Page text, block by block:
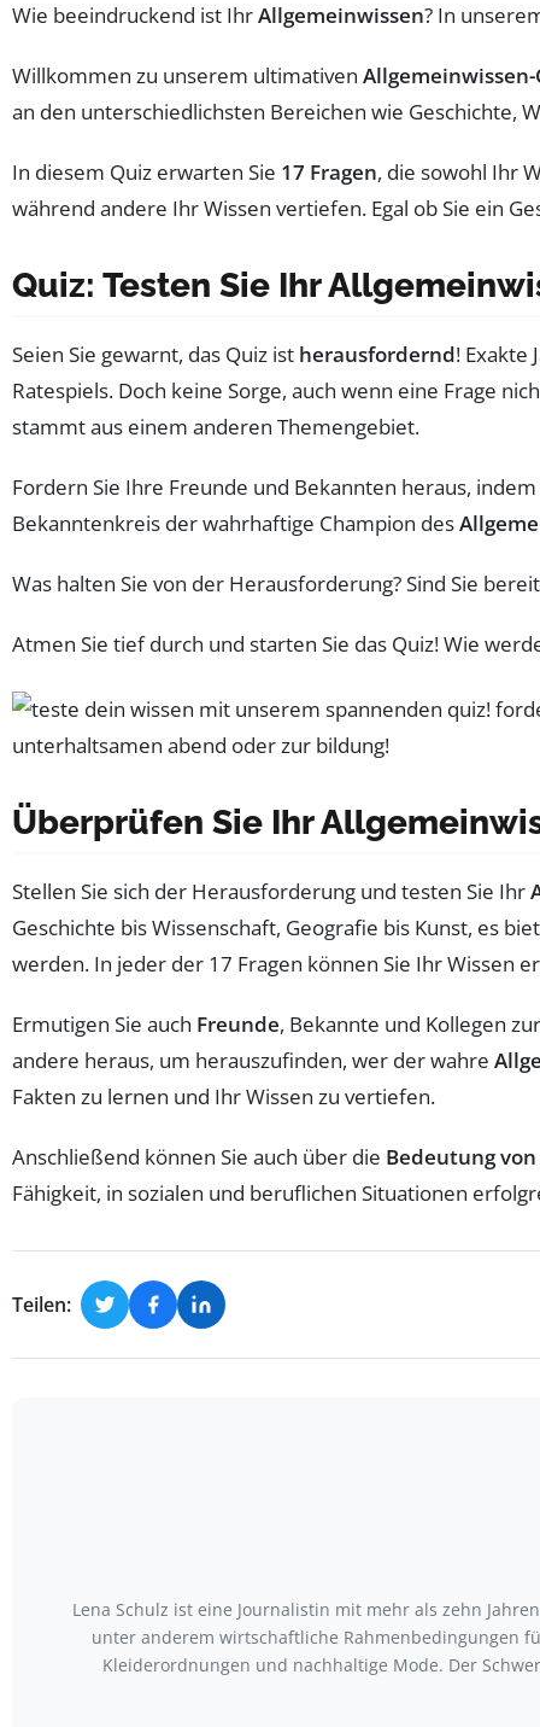
Wie beeindruckend ist IhrAllgemeinwissen? In
Willkommen zu unserem ultimativen Allgemeinwissen-
an den unterschiedlichsten Bereichen wie Geschichte,
In diesem Quiz erwarten Sie 17 Fragen, die sowohl Ihr
während andere Ihr Wissen vertiefen. Egal ob Sie ein
Quiz: Testen Sie Ihr
Seien Sie gewarnt, das Quiz ist herausfordernd! Exakte
Ratespiels. Doch keine Sorge, auch wenn eine Frage
stammt aus einem anderen Themengebiet.
Fordern Sie Ihre Freunde und Bekannten heraus,
Bekanntenkreis der wahrhaftige Champion des
Was halten Sie von der Herausforderung? Sind Sie
Atmen Sie tief durch und starten Sie das Quiz! Wie
Überprüfen Sie Ihr
Stellen Sie sich der Herausforderung und testen Sie Ihr
Geschichte bis Wissenschaft, Geografie bis Kunst, es
werden. In jeder der 17 Fragen können Sie Ihr Wissen
Ermutigen Sie auch Freunde, Bekannte und Kollegen
andere heraus, um herauszufinden, wer der wahre
Fakten zu lernen und Ihr Wissen zu vertiefen.
Anschließend können Sie auch über die Bedeutung
Fähigkeit, in sozialen und beruflichen Situationen
Teilen:
Lena Schulz ist eine Journalistin mit mehr als zehn
unter anderem wirtschaftliche Rahmenbedingungen
Kleiderordnungen und nachhaltige Mode. Der